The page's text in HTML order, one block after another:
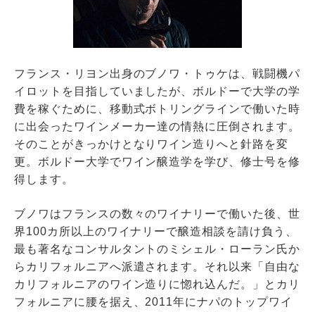
フランス・リヨン出身のブノワ・トゥケは、戦闘機パ
イロットを目指していましたが、ボルドーで大学の学
費を稼ぐために、移動式ボトリングラインで働いた時
に出会ったワインメーカー達の情熱に圧倒されます。
そのことがきっかけとなりワイン造りへと針路を変
更。ボルドー大学でワイン醸造学を学び、修士号を修
得します。
ブノワはフランスの数々のワイナリーで働いた後、世
界100カ所以上のワイナリーで醸造相談を請け負う、
最も著名なコンサルタントのミシェル・ローラン氏か
らカリフォルニアへ派遣されます。それ以来「自由な
カリフォルニアのワイン造りに惚れ込んだ。」とカリ
フォルニアに腰を据え、2011年にナパのトップワイ